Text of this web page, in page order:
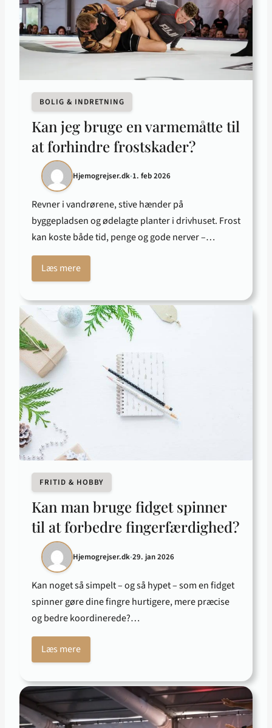
BOLIG & INDRETNING
Kan jeg bruge en varmemåtte til
at forhindre frostskader?
Hjemogrejser.dk•1. feb 2026
Revner i vandrørene, stive hænder på
byggepladsen og ødelagte planter i drivhuset. Frost
kan koste både tid, penge og gode nerver –…
Læs mere
FRITID & HOBBY
Kan man bruge fidget spinner
til at forbedre fingerfærdighed?
Hjemogrejser.dk•29. jan 2026
Kan noget så simpelt – og så hypet – som en fidget
spinner gøre dine fingre hurtigere, mere præcise
og bedre koordinerede?…
Læs mere